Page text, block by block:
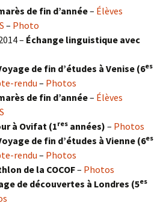
de fin d’année– Élèves
– Photo
– Échange linguistique avec
de fin d’études à Venise (6es
rendu – Photos
de fin d’année– Élèves
à Ovifat (1res années) – Photos
de fin d’études à Vienne (6es
rendu – Photos
de la COCOF– Photos
de découvertes à Londres (5es